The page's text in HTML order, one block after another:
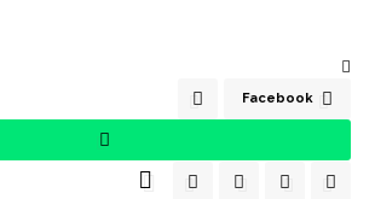
Facebook